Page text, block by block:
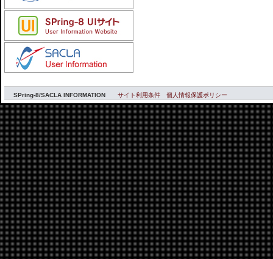
SPring-8/SACLA INFORMATION サイト利用条件 個人情報保護ポリシー